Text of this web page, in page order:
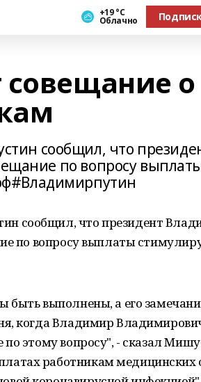
+19 °С
Облачно
совещание о
сообщил, что
по вопросу
сообщил, что президент
по вопросу выплаты
быть выполнены, а его
когда Владимир
этому вопросу", - сказал
работникам медицинских